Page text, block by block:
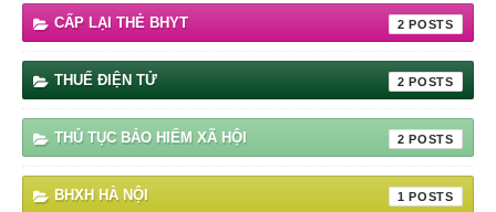
CẤP LẠI THẺ BHYT 2
THUẾ ĐIỆN TỬ 2
THỦ TỤC BẢO HIỂM XÃ HỘI 2
BHXH HÀ NỘI 1